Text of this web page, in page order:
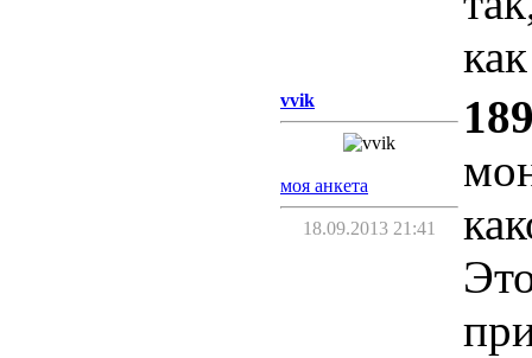
vvik
моя анкета
18.09.2013 21:41